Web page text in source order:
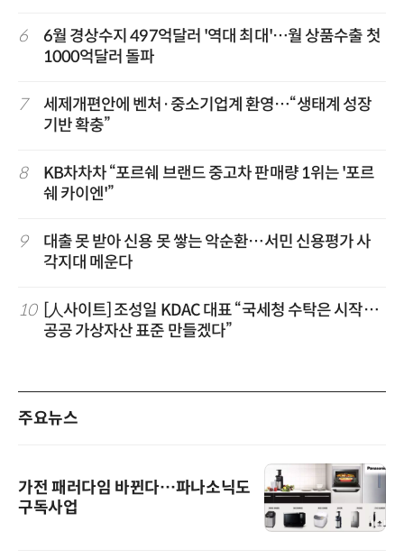
6
6월 경상수지 497억달러 '역대 최대'…월 상품수출 첫
1000억달러 돌파
7
세제개편안에 벤처·중소기업계 환영…“생태계 성장
기반 확충”
8
KB차차차 “포르쉐 브랜드 중고차 판매량 1위는 '포르
쉐 카이엔'”
9
대출 못 받아 신용 못 쌓는 악순환…서민 신용평가 사
각지대 메운다
10
[人사이트] 조성일 KDAC 대표 “국세청 수탁은 시작…
공공 가상자산 표준 만들겠다”
주요뉴스
가전 패러다임 바뀐다…파나소닉도
구독사업